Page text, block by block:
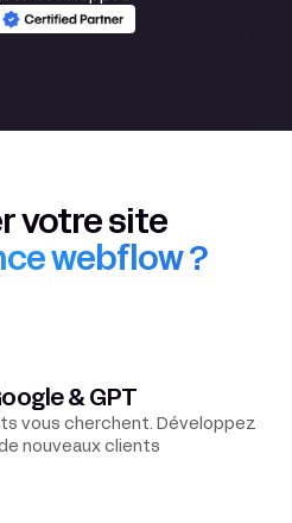
votre site
webflow ?
& GPT
vous cherchent. Développez
nouveaux clients